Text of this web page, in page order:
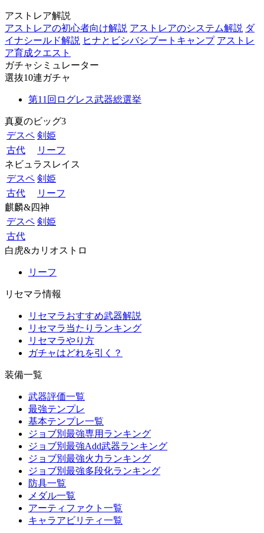
アストレア解説
アストレアの初心者向け解説 アストレアのシステム解説 ダ
イナシールド解説 ヒナとビシバシブートキャンプ アストレ
ア育成クエスト
ガチャシミュレーター
選抜10連ガチャ
第11回ログレス武器総選挙
真夏のビッグ3
デスペ 剣姫
古代
リーフ
ネビュラスレイス
デスペ 剣姫
古代
リーフ
麒麟&四神
デスペ 剣姫
古代
白虎&カリオストロ
リーフ
リセマラ情報
リセマラおすすめ武器解説
リセマラ当たりランキング
リセマラやり方
ガチャはどれを引く？
装備一覧
武器評価一覧
最強テンプレ
基本テンプレ一覧
ジョブ別最強専用ランキング
ジョブ別最強Add武器ランキング
ジョブ別最強火力ランキング
ジョブ別最強多段化ランキング
防具一覧
メダル一覧
アーティファクト一覧
キャラアビリティ一覧